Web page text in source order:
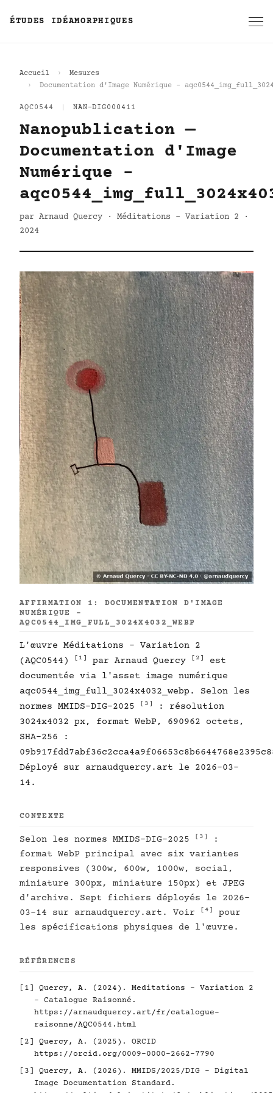
ÉTUDES IDÉAMORPHIQUES
Accueil
Mesures
Documentation d'Image Numérique -
AQC0544 NAN-DIG000411
Nanopublication —
Documentation d'Image
Numérique -
par Arnaud Quercy · Méditations - Variation 2 ·
2024
AFFIRMATION 1: DOCUMENTATION D'IMAGE
NUMÉRIQUE -
AQC0544_IMG_FULL_3024X4032_WEBP
L'œuvre Méditations - Variation 2
(AQC0544)
[1] par Arnaud Quercy [2]
est
documentée via l'asset image numérique
aqc0544_img_full_3024x4032_webp. Selon les
normes MMIDS-DIG-2025
[3]
: résolution
3024x4032 px, format WebP, 690962 octets,
SHA-256 :
Déployé sur arnaudquercy.art le 2026-03-
14.
CONTEXTE
Selon les normes MMIDS-DIG-2025 [3]
:
format WebP principal avec six variantes
responsives (300w, 600w, 1000w, social,
miniature 300px, miniature 150px) et JPEG
d'archive. Sept fichiers déployés le 2026-
03-14 sur arnaudquercy.art. Voir
[4]
pour
les spécifications physiques de l'œuvre.
RÉFÉRENCES
[1]
Quercy, A. (2024). Meditations - Variation 2
- Catalogue Raisonné.
https://arnaudquercy.art/fr/catalogue-
raisonne/AQC0544.html
[2]
Quercy, A. (2025). ORCID
https://orcid.org/0009-0000-2662-7790
[3]
Quercy, A. (2026). MMIDS/2025/DIG - Digital
Image Documentation Standard.